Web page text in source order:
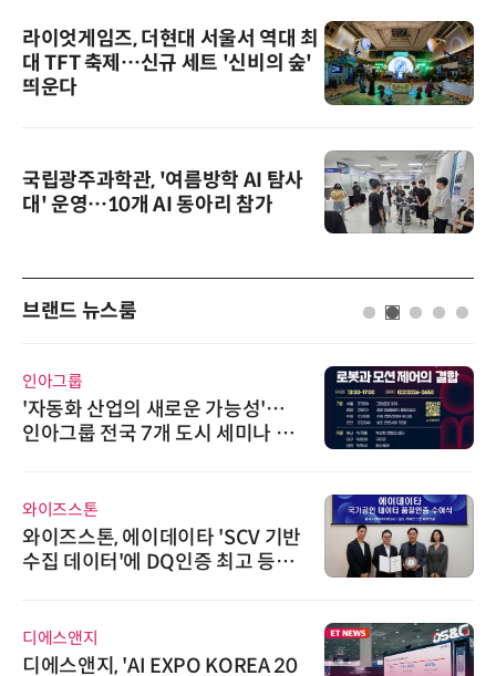
라이엇게임즈, 더현대 서울서 역대 최
대 TFT 축제…신규 세트 '신비의 숲'
띄운다
국립광주과학관, '여름방학 AI 탐사
대' 운영…10개 AI 동아리 참가
브랜드 뉴스룸
인아그룹
'자동화 산업의 새로운 가능성'…
인아그룹 전국 7개 도시 세미나 페
와이즈스톤
와이즈스톤, 에이데이타 'SCV 기반
수집 데이터'에 DQ인증 최고 등급
디에스앤지
디에스앤지, 'AI EXPO KOREA 20